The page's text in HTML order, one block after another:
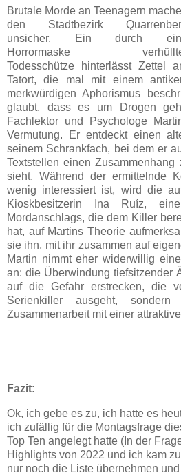
Brutale Morde an Teenagern
den Stadtbezirk
unsicher. Ein durch
Horrormaske
Todesschütze hinterlässt Zettel
Tatort, die mal mit einem
merkwürdigen Aphorismus
glaubt, dass es um Drogen
Fachlektor und Psychologe
Vermutung. Er entdeckt einen
seinem Schrankfach, bei dem er
Textstellen einen Zusammenhang
sieht. Während der ermittelnde
wenig interessiert ist, wird die
Kioskbesitzerin Ina Ruíz,
Mordanschlags, die dem Killer
hat, auf Martins Theorie
sie ihn, mit ihr zusammen auf
Martin nimmt eher widerwillig
an: die Überwindung tiefsitzender
auf die Gefahr erstrecken, die
Serienkiller ausgeht,
Zusammenarbeit mit einer
Fazit:
Ok, ich gebe es zu, ich hatte es
ich zufällig für die Montagsfrage
Top Ten angelegt hatte (In der
Highlights von 2022 und ich kam
nur noch die Liste übernehmen